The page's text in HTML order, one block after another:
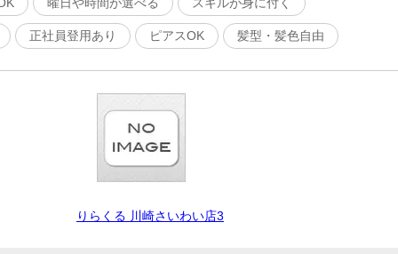
正社員登用あり ピアスOK 髪型・髪色自由
りらくる 川崎さいわい店3